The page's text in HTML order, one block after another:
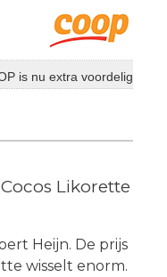
is nu extra voordelig
Likorette
Heijn. De prijs
wisselt enorm.